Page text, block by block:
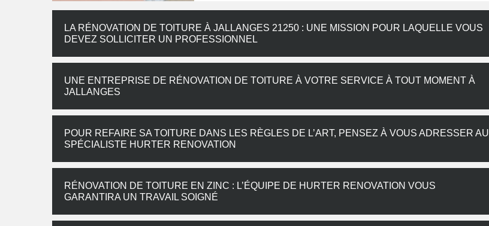
LA RÉNOVATION DE TOITURE À JALLANGES 21250 : UNE MISSION POUR LAQUELLE VOUS
DEVEZ SOLLICITER UN PROFESSIONNEL
UNE ENTREPRISE DE RÉNOVATION DE TOITURE À VOTRE SERVICE À TOUT MOMENT À
JALLANGES
POUR REFAIRE SA TOITURE DANS LES RÈGLES DE L’ART, PENSEZ À VOUS ADRESSER AU
SPÉCIALISTE HURTER RENOVATION
RÉNOVATION DE TOITURE EN ZINC : L’ÉQUIPE DE HURTER RENOVATION VOUS
GARANTIRA UN TRAVAIL SOIGNÉ